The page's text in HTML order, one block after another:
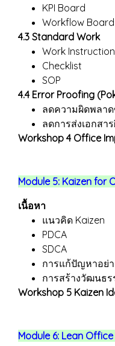
KPI Board
Workflow Board
4.3 Standard Work
Work Instruction
Checklist
SOP
4.4 Error Proofing
ลดความผิดพลา
ลดการส่งเอกสา
Workshop 4 Office
Module 5: Kaizen for
เนื้อหา
แนวคิด Kaizen
PDCA
SDCA
การแก้ปัญหาอย่า
การสร้างวัฒนธ
Workshop 5 Kaizen
Module 6: Lean